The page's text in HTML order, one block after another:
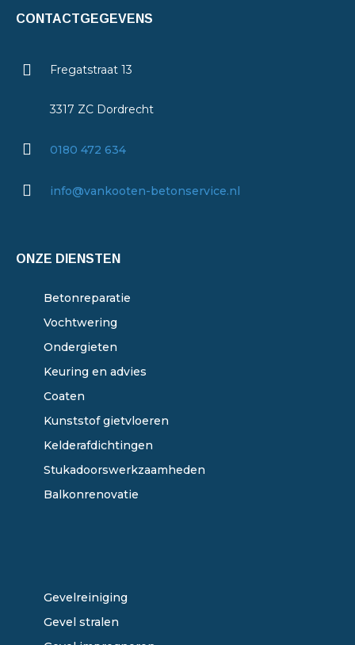
CONTACTGEGEVENS
Fregatstraat 13
3317 ZC Dordrecht
0180 472 634
info@vankooten-betonservice.nl
ONZE DIENSTEN
Betonreparatie
Vochtwering
Ondergieten
Keuring en advies
Coaten
Kunststof gietvloeren
Kelderafdichtingen
Stukadoorswerkzaamheden
Balkonrenovatie
Gevelreiniging
Gevel stralen